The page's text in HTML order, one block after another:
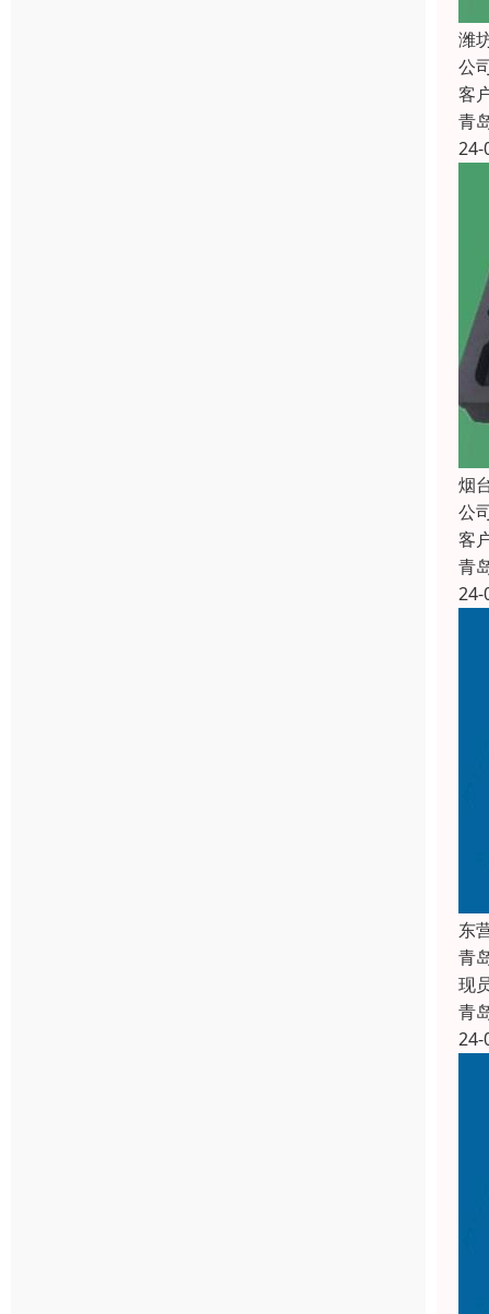
潍
公
客
青
24-
烟
公
客
青
24-
东
青
现
青
24-